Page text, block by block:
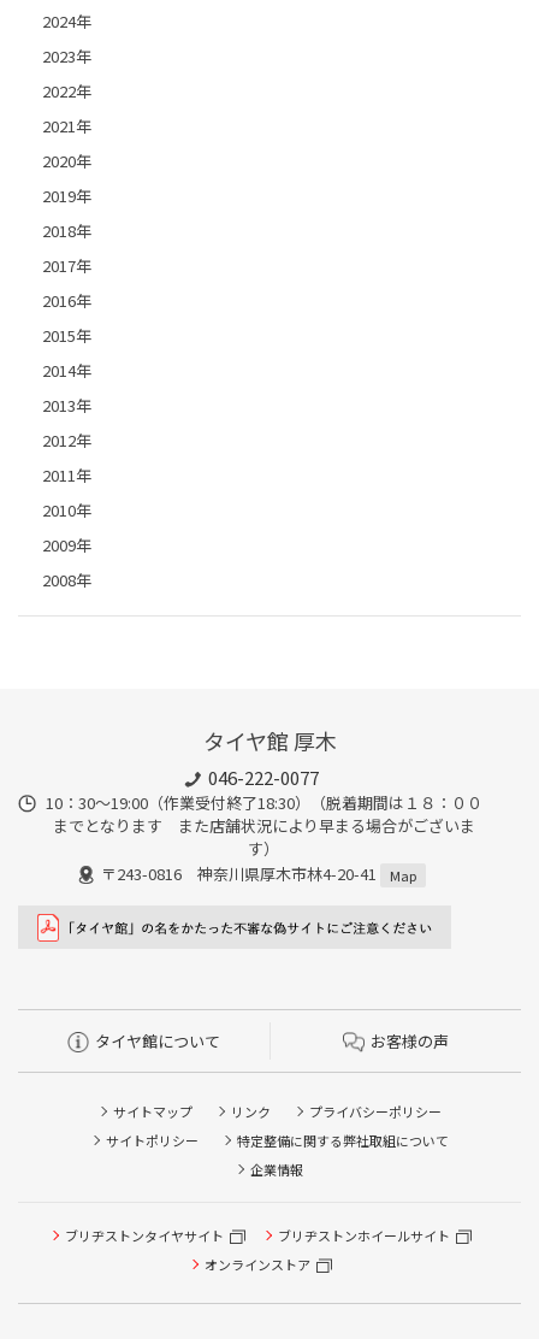
2024年
2023年
2022年
2021年
2020年
2019年
2018年
2017年
2016年
2015年
2014年
2013年
2012年
2011年
2010年
2009年
2008年
タイヤ館 厚木
046-222-0077
10：30～19:00（作業受付終了18:30）（脱着期間は１８：００
までとなります また店舗状況により早まる場合がございま
す）
〒243-0816 神奈川県厚木市林4-20-41
Map
タイヤ館について お客様の声
サイトマップ リンク
プライバシーポリシー
サイトポリシー
特定整備に関する弊社取組について
企業情報
ブリヂストンタイヤサイト
ブリヂストンホイールサイト
オンラインストア
タイヤ点検・安全点検/タイヤ履き替え/オイル交換/その他
ピット作業の予約